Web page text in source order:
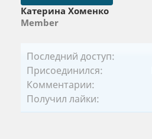
Катерина Хоменко
Member
Последний доступ:
Присоединился:
Комментарии:
Получил лайки: